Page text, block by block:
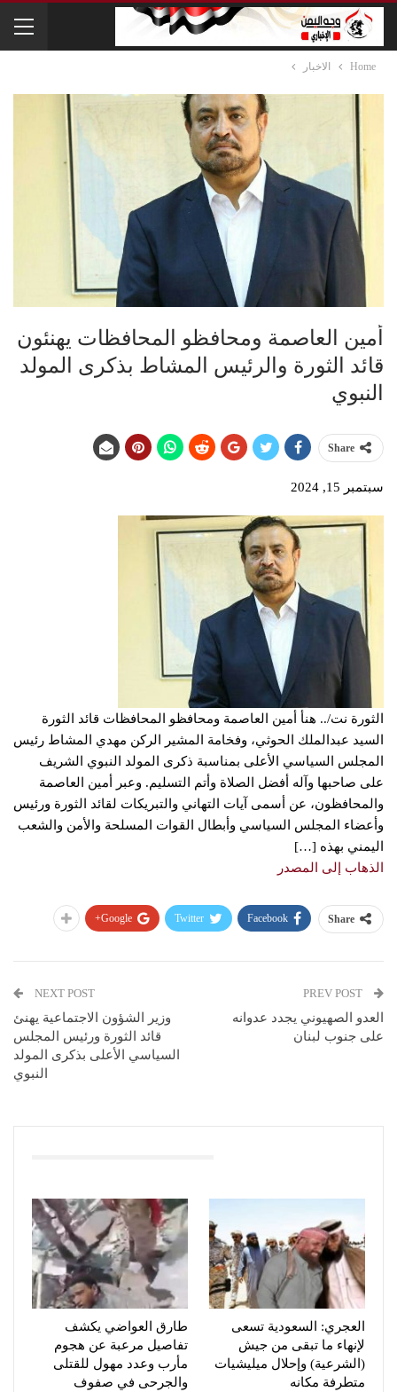
Home الاخبار
أمين العاصمة ومحافظو المحافظات يهنئون
قائد الثورة والرئيس المشاط بذكرى المولد
النبوي
Share
سبتمبر 15, 2024
الثورة نت/.. هنأ أمين العاصمة ومحافظو المحافظات قائد الثورة
السيد عبدالملك الحوثي، وفخامة المشير الركن مهدي المشاط رئيس
المجلس السياسي الأعلى بمناسبة ذكرى المولد النبوي الشريف
على صاحبها وآله أفضل الصلاة وأتم التسليم. وعبر أمين العاصمة
والمحافظون، عن أسمى آيات التهاني والتبريكات لقائد الثورة ورئيس
وأعضاء المجلس السياسي وأبطال القوات المسلحة والأمن والشعب
اليمني بهذه […]
الذهاب إلى المصدر
Share
Facebook
Twitter
Google+
العدو الصهيوني يجدد عدوانه
على جنوب لبنان
NEXT POST
وزير الشؤون الاجتماعية يهنئ
قائد الثورة ورئيس المجلس
السياسي الأعلى بذكرى المولد
النبوي
العجري: السعودية تسعى
لإنهاء ما تبقى من جيش
(الشرعية) وإحلال ميليشيات
متطرفة مكانه
طارق العواضي يكشف
تفاصيل مرعبة عن هجوم
مأرب وعدد مهول للقتلى
والجرحى في صفوف